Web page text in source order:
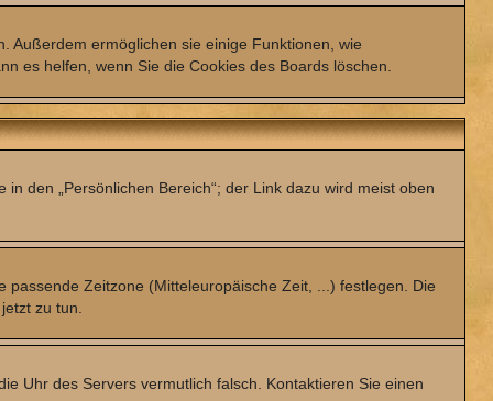
Außerdem ermöglichen sie einige Funktionen, wie
es helfen, wenn Sie die Cookies des Boards löschen.
den „Persönlichen Bereich“; der Link dazu wird meist oben
passende Zeitzone (Mitteleuropäische Zeit, ...) festlegen. Die
zu tun.
Uhr des Servers vermutlich falsch. Kontaktieren Sie einen